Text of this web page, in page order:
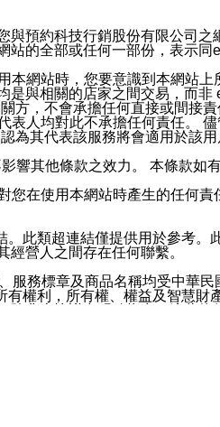
本網站各項服務之資料或電
服務好友，您仍可接收到通知
或其他目的的訊息皆不會被傳
符。
證官方帳號的通知型訊息。
預約科技行銷股份有限公司
的全部或任何一部份，表示同
網站時，您要意識到本網站
與相關的店家之間交易，而
方，不會承擔任何直接或間
人均對此不承擔任何責任。
其代表該服務將會適用於該
響其他條款之效力。 本條款如
在使用本網站時產生的任何
此類超連結僅提供用於參考
營人之間存在任何聯繫。
務標章及商品名稱均受中華
權利，所有權、權益及智慧